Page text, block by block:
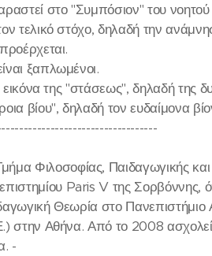
στο "Συμπόσιον" του
τελικό στόχο, δηλαδή την
ξαπλωμένοι.
εικόνα της "στάσεως", δηλαδή
βίου", δηλαδή τον ευδαίμονα
Φιλοσοφίας, Παιδαγωγικής και
Paris V της Σορβόννης,
Θεωρία στο
στην Αθήνα. Από το 2008
-